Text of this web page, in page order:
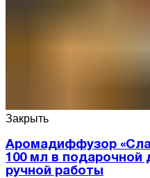
Закрыть
Аромадиффузор
100 мл в подарочной
ручной работы